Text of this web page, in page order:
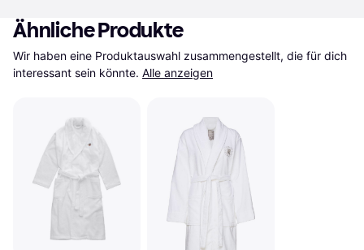
Ähnliche Produkte
Wir haben eine Produktauswahl zusammengestellt, die für dich
interessant sein könnte. Alle anzeigen